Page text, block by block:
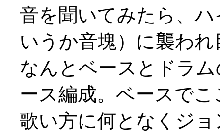
音を聞いてみたら、
いうか音塊）に襲わ
なんとベースとドラ
ース編成。ベースで
歌い方に何となくジ